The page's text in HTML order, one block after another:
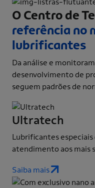
O Centro de
referência no
lubrificantes
Da análise e
desenvolvimento de
seguem padrões de
Ultratech
Lubrificantes
atendimento aos mais
Saiba mais